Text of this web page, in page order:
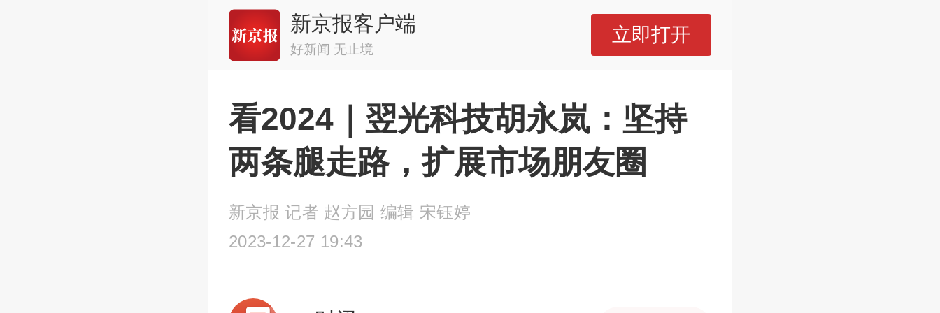
新京报客户端
好新闻 无止境
立即打开
看2024｜翌光科技胡永岚：坚持
两条腿走路，扩展市场朋友圈
新京报 记者 赵方园 编辑 宋钰婷
2023-12-27 19:43